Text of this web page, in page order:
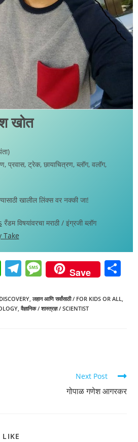
खोत
प्रवास, ट्रेक, छायाचित्रण, ब्लॉग, वलॉग,
खालील लिंक्स वर नक्की जा!
रँडम विषयांवरचा मराठी / इंग्रजी ब्लॉग
Take
W
at
s
T
e
gr
M
e
ss
a
Save
ar
, लहान आणि सर्वांसाठी / FOR KIDS OR ALL,
, वैज्ञानिक / शास्त्रज्ञ / SCIENTIST
Next Post
गोपाळ गणेश आगरकर